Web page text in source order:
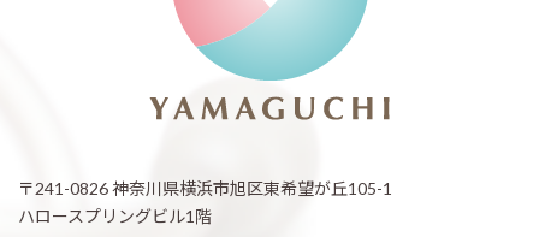
〒241-0826 神奈川県横浜市旭区東希望が丘105-1
ハロースプリングビル1階